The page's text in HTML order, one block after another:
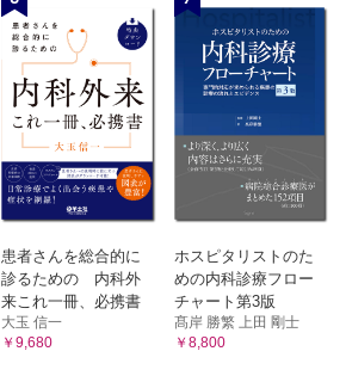
患者さんを総合的に
診るための 内科外
来これ一冊、必携書
大玉 信一
￥9,680
ホスピタリストのた
めの内科診療フロー
チャート第3版
髙岸 勝繁 上田 剛士
￥8,800